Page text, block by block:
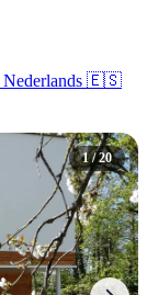
Nederlands 🇪🇸
1 / 20